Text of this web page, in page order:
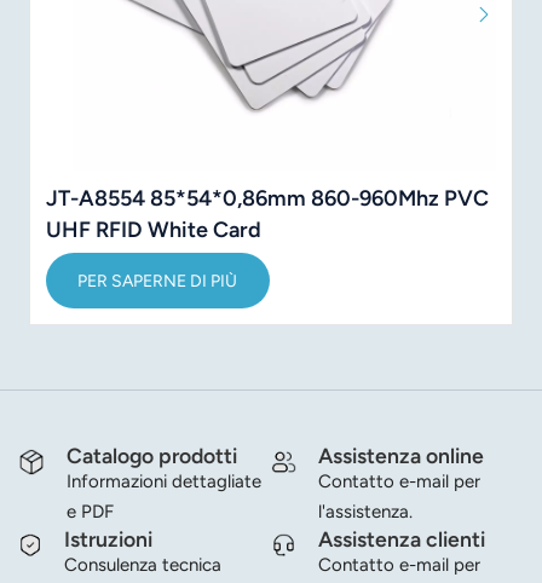
JT-A8554 85*54*0,86mm 860-960Mhz PVC
UHF RFID White Card
PER SAPERNE DI PIÙ
Catalogo prodotti
Informazioni dettagliate
e PDF
Assistenza online
Contatto e-mail per
l'assistenza.
Istruzioni
Consulenza tecnica
Assistenza clienti
Contatto e-mail per